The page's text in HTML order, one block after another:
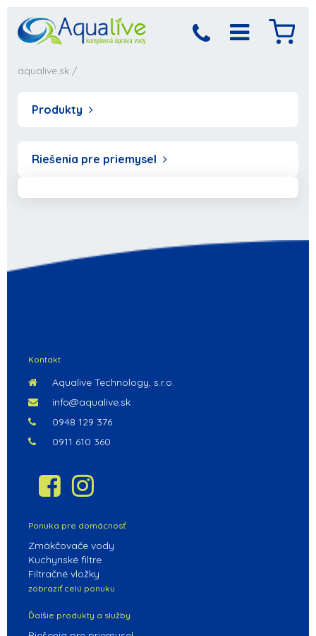
aqualive.sk /
Produkty
Riešenia pre priemysel
Kontakt
Aqualive Technology, s.r.o.
info@aqualive.sk
0948 129 376
0911 610 360
Ponuka pre domácnosť
Zmäkčovače vody
Kuchynské filtre
Filtračné vložky
zobraziť celú ponuku
Ďalšie produkty a služby
Produkt bol pridaný
Objednávka sa